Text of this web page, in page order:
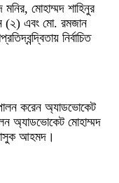
মনির, মোহাম্মদ শাহিনুর
(২) এবং মো. রমজান
নির্বাচিত
পালন করেন অ্যাডভোকেট
অ্যাডভোকেট মোহাম্মদ
আহমদ।